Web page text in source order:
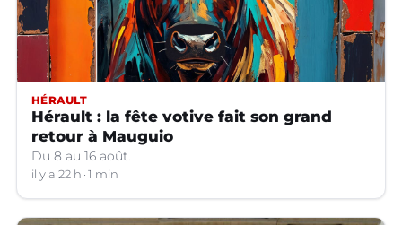
HÉRAULT
Hérault : la fête votive fait son grand
retour à Mauguio
Du 8 au 16 août.
il y a 22 h 1 min